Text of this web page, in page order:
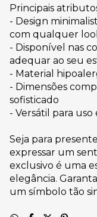
Principais
- Design
com qualquer
- Disponível nas
adequar ao seu
- Material
- Dimensões
sofisticado
- Versátil para
Seja para
expressar um
exclusivo é uma
elegância.
um símbolo tão